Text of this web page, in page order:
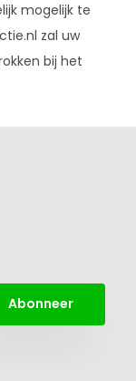
mogelijk te
zal uw
bij het
Abonneer